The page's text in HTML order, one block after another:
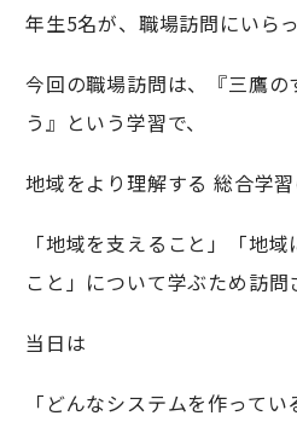
年生5名が、職場訪問にいら
今回の職場訪問は、『三鷹の
う』という学習で、
地域をより理解する 総合学習
「地域を支えること」「地
こと」について学ぶため訪問
当日は
「どんなシステムを作ってい